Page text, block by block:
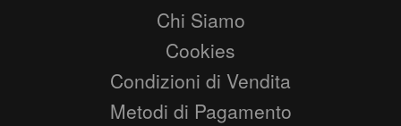
Chi Siamo
Cookies
Condizioni di Vendita
Metodi di Pagamento